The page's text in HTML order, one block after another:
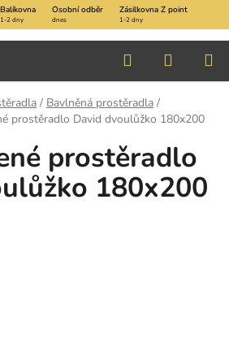
Balíkovna Osobní odběr Zásilkovna Z point
1-2 dny dnes 1-2 dny
Hledat
KOŠÍK
/ Bavlněná prostěradla /
prostěradlo David dvoulůžko 180x200
prostěradlo
180x200